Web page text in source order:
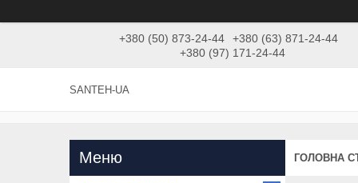
+380 (50) 873-24-44
+380 (63) 871-24-44
+380 (97) 171-24-44
SANTEH-UA
ГОЛОВНА